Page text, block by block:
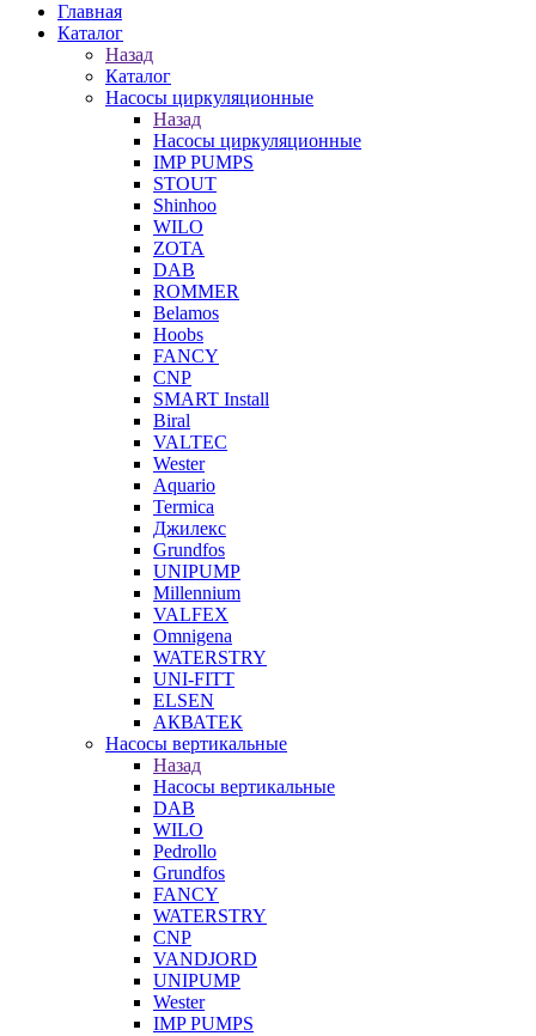
Главная
Каталог
Назад
Каталог
Насосы циркуляционные
Назад
Насосы циркуляционные
IMP PUMPS
STOUT
Shinhoo
WILO
ZOTA
DAB
ROMMER
Belamos
Hoobs
FANCY
CNP
SMART Install
Biral
VALTEC
Wester
Aquario
Termica
Джилекс
Grundfos
UNIPUMP
Millennium
VALFEX
Omnigena
WATERSTRY
UNI-FITT
ELSEN
АКВАТЕК
Насосы вертикальные
Назад
Насосы вертикальные
DAB
WILO
Pedrollo
Grundfos
FANCY
WATERSTRY
CNP
VANDJORD
UNIPUMP
Wester
IMP PUMPS